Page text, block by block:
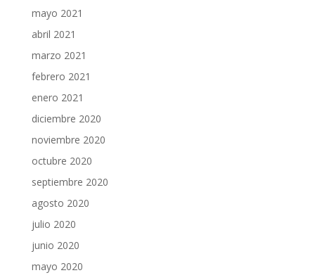
mayo 2021
abril 2021
marzo 2021
febrero 2021
enero 2021
diciembre 2020
noviembre 2020
octubre 2020
septiembre 2020
agosto 2020
julio 2020
junio 2020
mayo 2020